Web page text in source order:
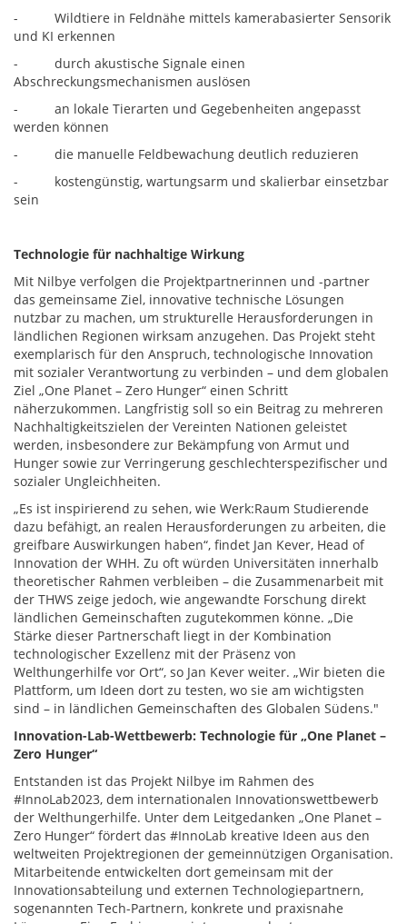
- Wildtiere in Feldnähe mittels kamerabasierter Sensorik
und KI erkennen
- durch akustische Signale einen
Abschreckungsmechanismen auslösen
- an lokale Tierarten und Gegebenheiten angepasst
werden können
- die manuelle Feldbewachung deutlich reduzieren
- kostengünstig, wartungsarm und skalierbar einsetzbar
sein
Technologie für nachhaltige Wirkung
Mit Nilbye verfolgen die Projektpartnerinnen und -partner
das gemeinsame Ziel, innovative technische Lösungen
nutzbar zu machen, um strukturelle Herausforderungen in
ländlichen Regionen wirksam anzugehen. Das Projekt steht
exemplarisch für den Anspruch, technologische Innovation
mit sozialer Verantwortung zu verbinden – und dem globalen
Ziel „One Planet – Zero Hunger“ einen Schritt
näherzukommen. Langfristig soll so ein Beitrag zu mehreren
Nachhaltigkeitszielen der Vereinten Nationen geleistet
werden, insbesondere zur Bekämpfung von Armut und
Hunger sowie zur Verringerung geschlechterspezifischer und
sozialer Ungleichheiten.
„Es ist inspirierend zu sehen, wie Werk:Raum Studierende
dazu befähigt, an realen Herausforderungen zu arbeiten, die
greifbare Auswirkungen haben“, findet Jan Kever, Head of
Innovation der WHH. Zu oft würden Universitäten innerhalb
theoretischer Rahmen verbleiben – die Zusammenarbeit mit
der THWS zeige jedoch, wie angewandte Forschung direkt
ländlichen Gemeinschaften zugutekommen könne. „Die
Stärke dieser Partnerschaft liegt in der Kombination
technologischer Exzellenz mit der Präsenz von
Welthungerhilfe vor Ort“, so Jan Kever weiter. „Wir bieten die
Plattform, um Ideen dort zu testen, wo sie am wichtigsten
sind – in ländlichen Gemeinschaften des Globalen Südens."
Innovation-Lab-Wettbewerb: Technologie für „One Planet –
Zero Hunger“
Entstanden ist das Projekt Nilbye im Rahmen des
#InnoLab2023, dem internationalen Innovationswettbewerb
der Welthungerhilfe. Unter dem Leitgedanken „One Planet –
Zero Hunger“ fördert das #InnoLab kreative Ideen aus den
weltweiten Projektregionen der gemeinnützigen Organisation.
Mitarbeitende entwickelten dort gemeinsam mit der
Innovationsabteilung und externen Technologiepartnern,
sogenannten Tech-Partnern, konkrete und praxisnahe